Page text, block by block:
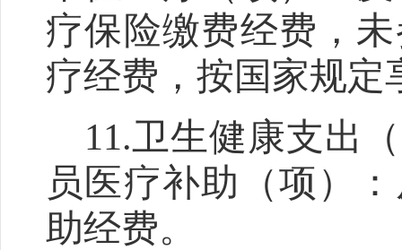
疗保险缴费经费，
疗经费，按国家规定
11.卫生健康支出
员医疗补助（项）
助经费。